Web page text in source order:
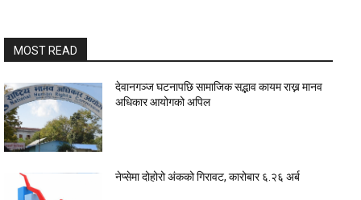
MOST READ
देवानगञ्ज घटनापछि सामाजिक सद्भाव कायम राख्न मानव
अधिकार आयोगको अपिल
नेप्सेमा दोहोरो अंकको गिरावट, कारोबार ६.२६ अर्ब